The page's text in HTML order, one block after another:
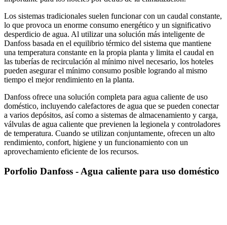
Los sistemas tradicionales suelen funcionar con un caudal constante,
lo que provoca un enorme consumo energético y un significativo
desperdicio de agua. Al utilizar una solución más inteligente de
Danfoss basada en el equilibrio térmico del sistema que mantiene
una temperatura constante en la propia planta y limita el caudal en
las tuberías de recirculación al mínimo nivel necesario, los hoteles
pueden asegurar el mínimo consumo posible logrando al mismo
tiempo el mejor rendimiento en la planta.
Danfoss ofrece una solución completa para agua caliente de uso
doméstico, incluyendo calefactores de agua que se pueden conectar
a varios depósitos, así como a sistemas de almacenamiento y carga,
válvulas de agua caliente que previenen la legionela y controladores
de temperatura. Cuando se utilizan conjuntamente, ofrecen un alto
rendimiento, confort, higiene y un funcionamiento con un
aprovechamiento eficiente de los recursos.
Porfolio Danfoss - Agua caliente para uso doméstico